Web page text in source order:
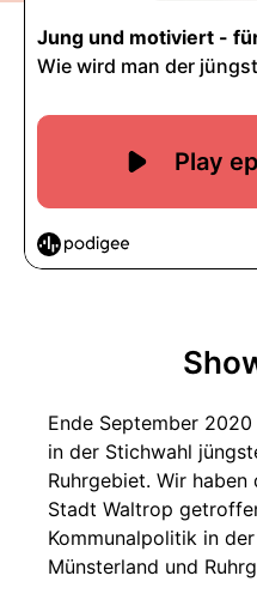
Ende September
in der Stichwahl
Ruhrgebiet. Wir
Stadt Waltrop
Kommunalpolitik in
Münsterland und